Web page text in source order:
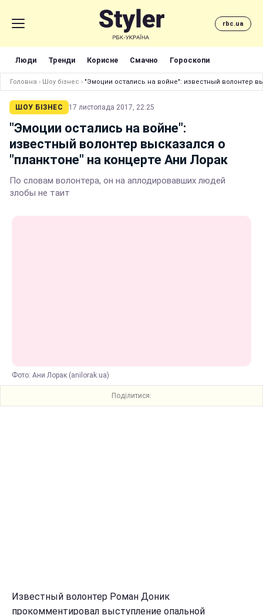
rbc.ua
Люди Тренди Корисне Смачно Гороскопи
Головна › Шоу бізнес › "Эмоции остались на войне": известный волонтер
ШОУ БІЗНЕС 17 листопада 2017, 22:25
"Эмоции остались на войне":
известный волонтер высказался о
"планктоне" на концерте Ани Лорак
По словам волонтера, он на аплодировавших людей
злобы не таит
Фото: Ани Лорак (anilorak.ua)
Поділитися:
Известный волонтер Роман Доник
прокомментировал выступление опальной